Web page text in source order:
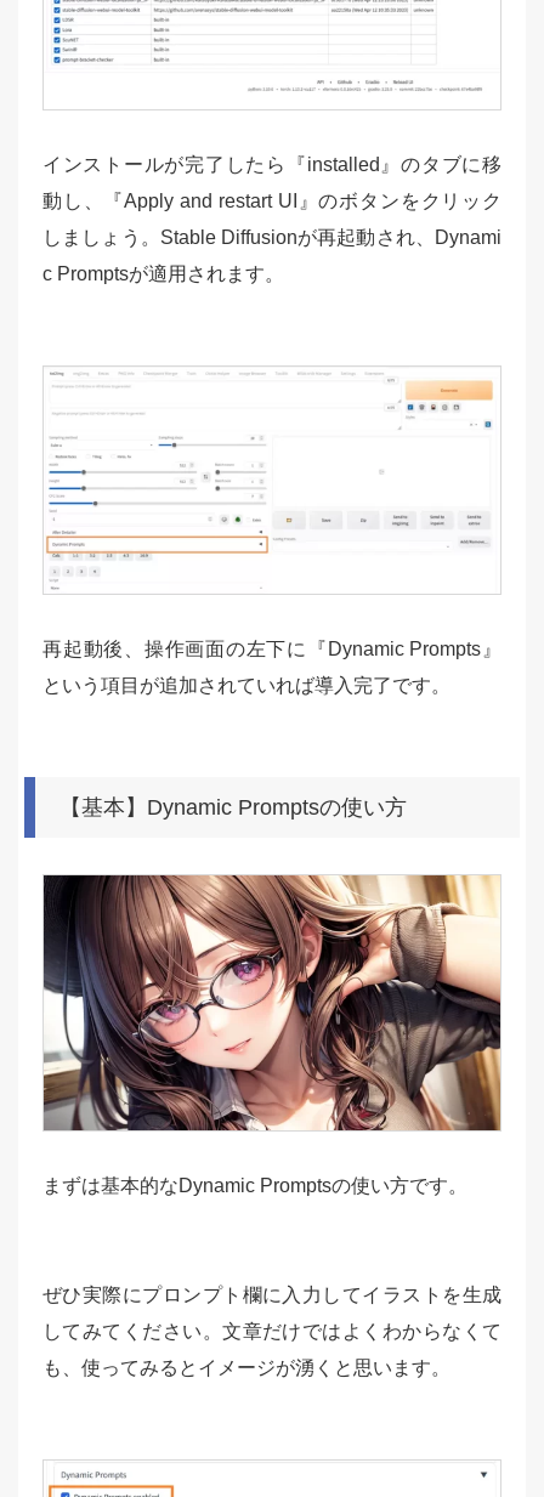
インストールが完了したら『installed』のタブに移
動し、『Apply and restart UI』のボタンをクリック
しましょう。Stable Diffusionが再起動され、Dynami
c Promptsが適用されます。
再起動後、操作画面の左下に『Dynamic Prompts』
という項目が追加されていれば導入完了です。
【基本】Dynamic Promptsの使い方
まずは基本的なDynamic Promptsの使い方です。
ぜひ実際にプロンプト欄に入力してイラストを生成
してみてください。文章だけではよくわからなくて
も、使ってみるとイメージが湧くと思います。